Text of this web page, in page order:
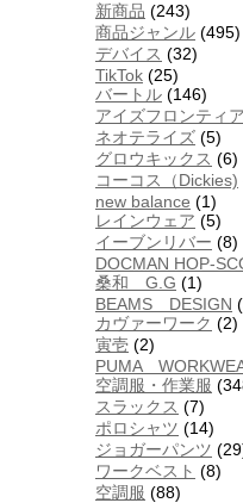
新商品 (243)
商品ジャンル (495)
デバイス (32)
TikTok (25)
バートル (146)
アイズフロンティア
ネオテライズ (5)
グロウキックス (6)
コーコス（Dickies)
new balance (1)
レインウェア (5)
イーブンリバー (8)
DOCMAN HOP-
桑和 G.G (1)
BEAMS DESIGN
カヴァーワーク (2)
寅壱 (2)
PUMA
空調服・作業服
スラックス (7)
ポロシャツ (14)
ジョガーパンツ
ワークベスト (8)
空調服 (88)